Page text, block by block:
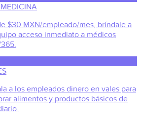
$30 MXN/empleado/mes, bríndale a
acceso inmediato a médicos
a los empleados dinero en vales para
alimentos y productos básicos de